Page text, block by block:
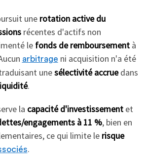
une rotation active du
récentes d'actifs non
le fonds de remboursementà
arbitrage ni acquisition n'a été
unesélectivité accruedans
.
la capacité d'investissementet
engagements à 11 %, bien en
ce qui limite le risque
.